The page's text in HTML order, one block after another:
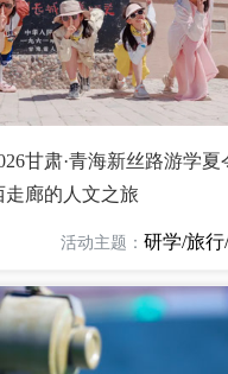
甘肃·青海新丝路游学
廊的人文之旅
活动主题：研学/旅行/